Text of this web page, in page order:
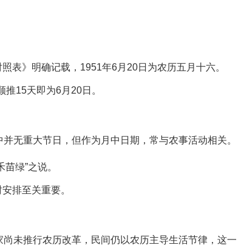
表》明确记载，1951年6月20日为农历五月十六。
15天即为6月20日。
无重大节日，但作为月中日期，常与农事活动相关。
绿”之说。
排至关重要。
未推行农历改革，民间仍以农历主导生活节律，这一